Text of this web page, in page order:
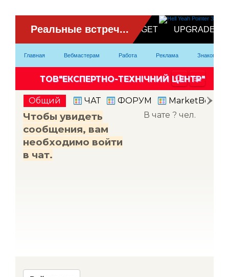
Главная Вебмастерам Работа Реклама Знакомство
ВидеоЧат
Партнерка
Модели
Контакты